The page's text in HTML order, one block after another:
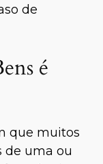
de
é
que muitos
de uma ou